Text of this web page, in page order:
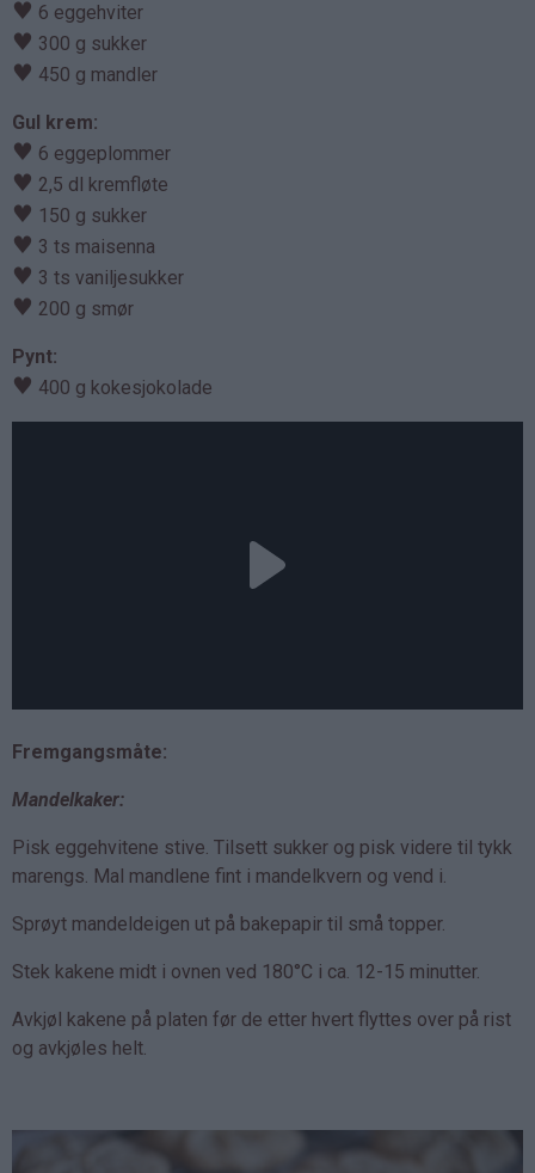
♥ 6 eggehviter
♥ 300 g sukker
♥ 450 g mandler
Gul krem:
♥ 6 eggeplommer
♥ 2,5 dl kremfløte
♥ 150 g sukker
♥ 3 ts maisenna
♥ 3 ts vaniljesukker
♥ 200 g smør
Pynt:
♥ 400 g kokesjokolade
Fremgangsmåte:
Mandelkaker:
Pisk eggehvitene stive. Tilsett sukker og pisk videre til tykk
marengs. Mal mandlene fint i mandelkvern og vend i.
Sprøyt mandeldeigen ut på bakepapir til små topper.
Stek kakene midt i ovnen ved 180°C i ca. 12-15 minutter.
Avkjøl kakene på platen før de etter hvert flyttes over på rist
og avkjøles helt.